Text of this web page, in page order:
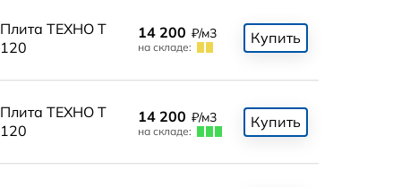
Плита ТЕХНО Т
120
14 200 ₽/м3
на складе:
Купить
Плита ТЕХНО Т
120
14 200 ₽/м3
на складе:
Купить